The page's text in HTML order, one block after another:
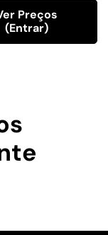
Preços
(entrar)